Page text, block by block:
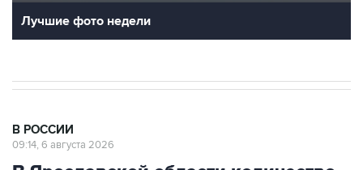
Лучшие фото недели
В РОССИИ
09:14, 6 августа 2026